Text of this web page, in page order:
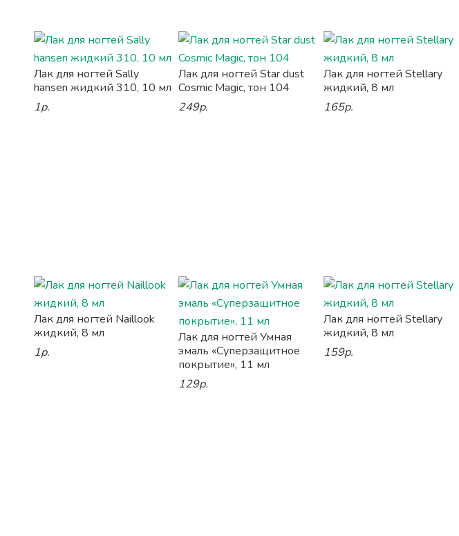
Лак для ногтей Sally
hansen жидкий 310, 10 мл
1р.
Лак для ногтей Star dust
Cosmic Magic, тон 104
249р.
Лак для ногтей Stellary
жидкий, 8 мл
165р.
Лак для ногтей Naillook
жидкий, 8 мл
1р.
Лак для ногтей Умная
эмаль «Суперзащитное
покрытие», 11 мл
129р.
Лак для ногтей Stellary
жидкий, 8 мл
159р.